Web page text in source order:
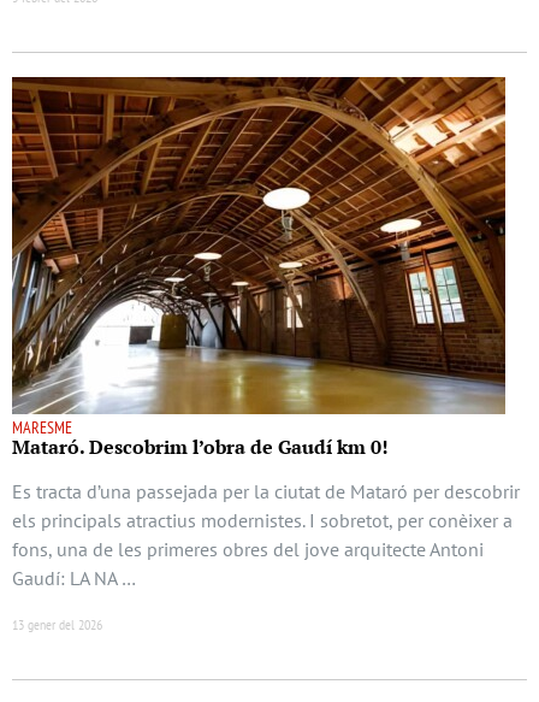
MARESME
Mataró. Descobrim l’obra de Gaudí km 0!
Es tracta d’una passejada per la ciutat de Mataró per descobrir
els principals atractius modernistes. I sobretot, per conèixer a
fons, una de les primeres obres del jove arquitecte Antoni
Gaudí: LA NA …
13 gener del 2026